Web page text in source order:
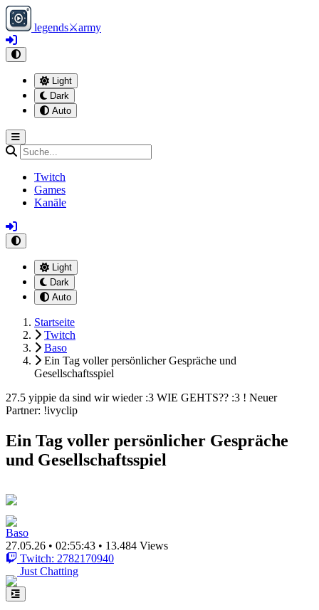
legends⚔army
Light
Dark
Auto
Twitch
Games
Kanäle
Light
Dark
Auto
Startseite
Twitch
Baso
Ein Tag voller persönlicher Gespräche und
Gesellschaftsspiel
27.5 yippie da sind wir wieder :3 WIE GEHTS?? :3 ! Neuer
Partner: !ivyclip
Ein Tag voller persönlicher Gespräche
und Gesellschaftsspiel
Baso
27.05.26 • 02:55:43 • 13.484 Views
Twitch: 2782170940
Just Chatting